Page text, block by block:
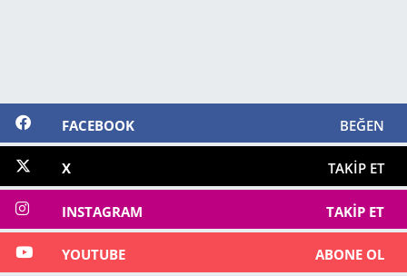
FACEBOOK BEĞEN
X TAKIP ET
INSTAGRAM TAKIP ET
YOUTUBE ABONE OL